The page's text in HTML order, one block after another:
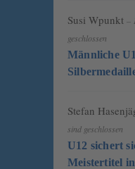
Susi Wpunkt –
geschlossen
Männliche
Stefan
sind geschlossen
U12 sichert
Meistertitel